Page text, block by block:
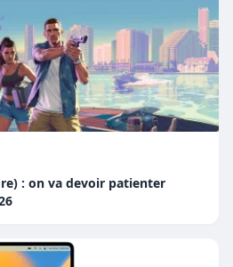
: on va devoir patienter